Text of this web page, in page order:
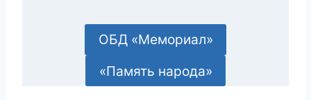
ОБД «Мемориал»
«Память народа»